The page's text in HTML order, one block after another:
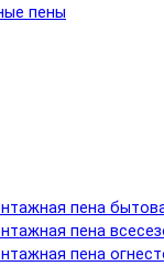
пены
пена
пена
пена